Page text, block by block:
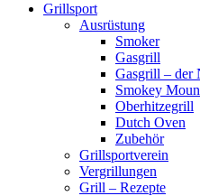
Grillsport
Ausrüstung
Smoker
Gasgrill
Gasgrill – der
Smokey
Oberhitzegrill
Dutch Oven
Zubehör
Grillsportverein
Vergrillungen
Grill – Rezepte